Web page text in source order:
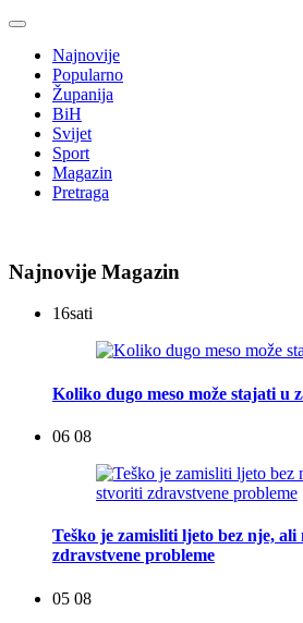
Najnovije
Popularno
Županija
BiH
Svijet
Sport
Magazin
Pretraga
Najnovije Magazin
16sati
Koliko dugo meso može stajati u
06 08
Teško je zamisliti ljeto bez nje,
zdravstvene probleme
05 08